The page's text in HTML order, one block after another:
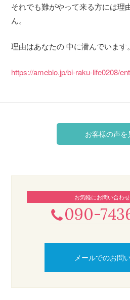
それでも難がやって来る方には理
ん。
理由はあなたの 中に潜んでいます。
https://ameblo.jp/bi-raku-life0208/
お客様の声を
お気軽にお問い合わ
090-
メールでのお問